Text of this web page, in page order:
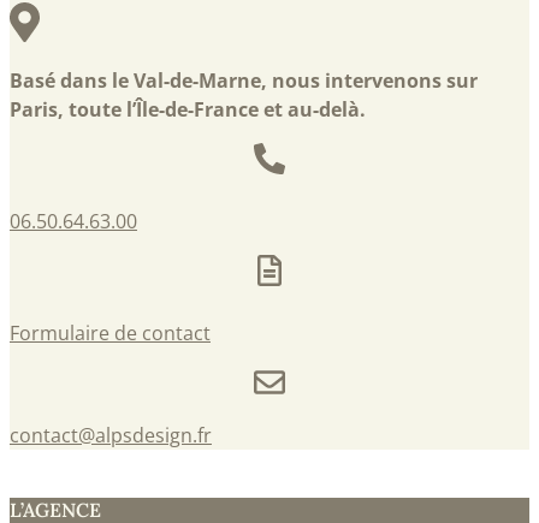
Basé dans le Val-de-Marne, nous intervenons sur
Paris, toute l’Île-de-France et au-delà.
06.50.64.63.00
Formulaire de contact
contact@alpsdesign.fr
L’AGENCE